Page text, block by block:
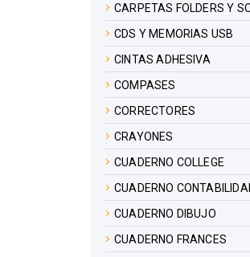
CARPETAS FOLDERS Y
CDS Y MEMORIAS USB
CINTAS ADHESIVA
COMPASES
CORRECTORES
CRAYONES
CUADERNO COLLEGE
CUADERNO
CUADERNO DIBUJO
CUADERNO FRANCES